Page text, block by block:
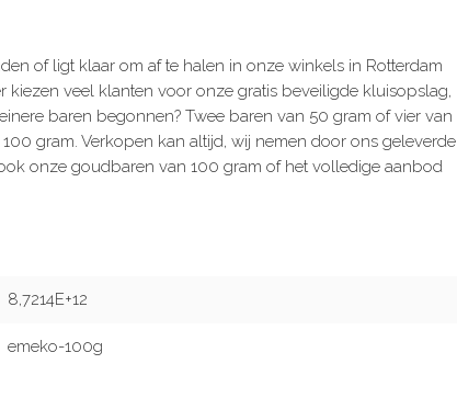
of ligt klaar om af te halen in onze winkels in Rotterdam
kiezen veel klanten voor onze gratis beveiligde kluisopslag,
baren begonnen? Twee baren van 50 gram of vier van
gram. Verkopen kan altijd, wij nemen door ons geleverde
onze goudbaren van 100 gram of het volledige aanbod
8,7214E+12
emeko-100g